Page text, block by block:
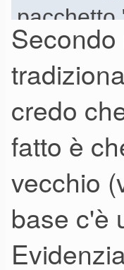
pacchetto
cambia
problema
drum
credo
fatto è
vecchio
base c'è